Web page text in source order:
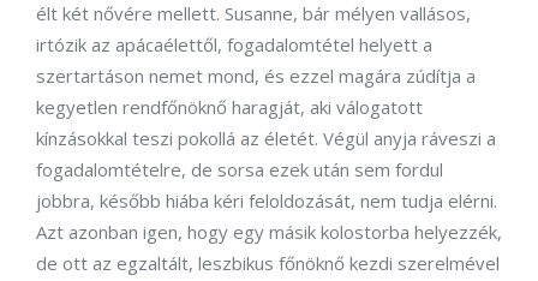
élt két nővére mellett. Susanne, bár mélyen vallásos,
irtózik az apácaélettől, fogadalomtétel helyett a
szertartáson nemet mond, és ezzel magára zúdítja a
kegyetlen rendfőnöknő haragját, aki válogatott
kínzásokkal teszi pokollá az életét. Végül anyja ráveszi a
fogadalomtételre, de sorsa ezek után sem fordul
jobbra, később hiába kéri feloldozását, nem tudja elérni.
Azt azonban igen, hogy egy másik kolostorba helyezzék,
de ott az egzaltált, leszbikus főnöknő kezdi szerelmével